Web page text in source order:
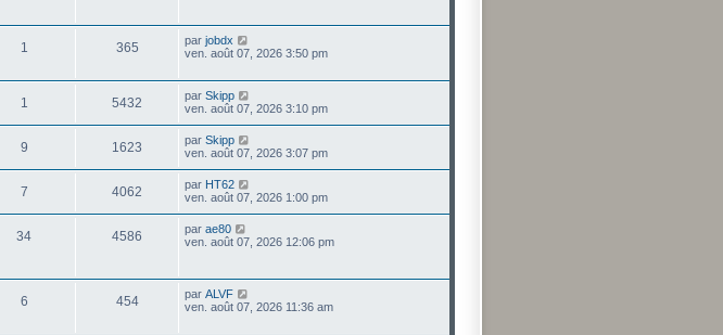
1 365 par jobdx
ven. août 07, 2026 3:50 pm
1 5432 par Skipp
ven. août 07, 2026 3:10 pm
9 1623 par Skipp
ven. août 07, 2026 3:07 pm
7 4062 par HT62
ven. août 07, 2026 1:00 pm
34 4586 par ae80
ven. août 07, 2026 12:06 pm
6 454 par ALVF
ven. août 07, 2026 11:36 am